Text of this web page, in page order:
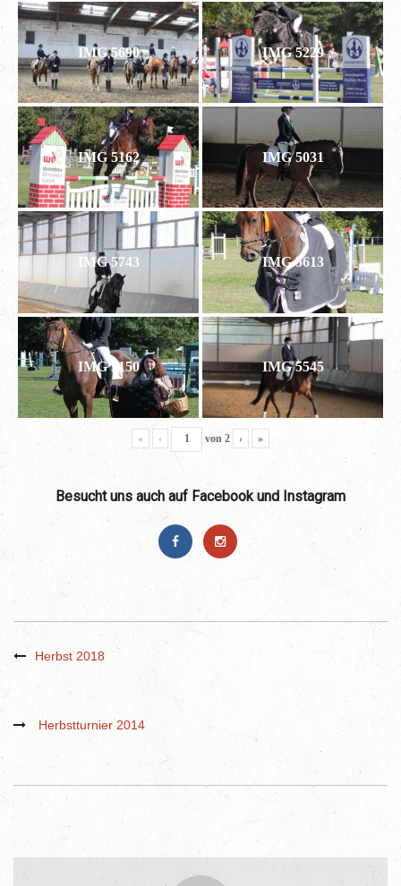
IMG 5690 IMG 5229
IMG 5162 IMG 5031
IMG 5743 IMG 5613
IMG 5150 IMG 5545
« ‹ von 2 › »
Besucht uns auch auf Facebook und Instagram
Herbst 2018
Herbstturnier 2014